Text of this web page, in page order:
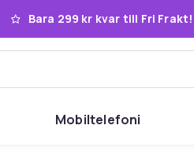
Bara 299 kr kvar till Fri Frakt!
Mobiltelefoni